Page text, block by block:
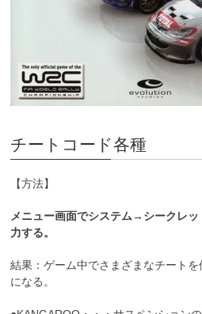
チートコード各種
【方法】
メニュー画面でシステム→シークレ
力する。
結果：ゲーム中でさまざまなチート
になる。